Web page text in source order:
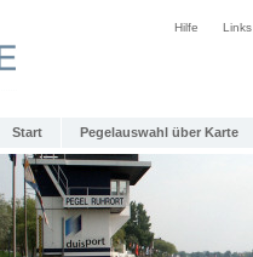
Hilfe Links
Start Pegelauswahl über Karte